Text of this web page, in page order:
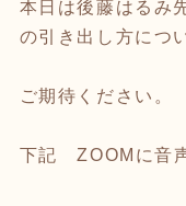
本日は後藤はるみ
の引き出し方につ
ご期待ください。
下記 ZOOMに音